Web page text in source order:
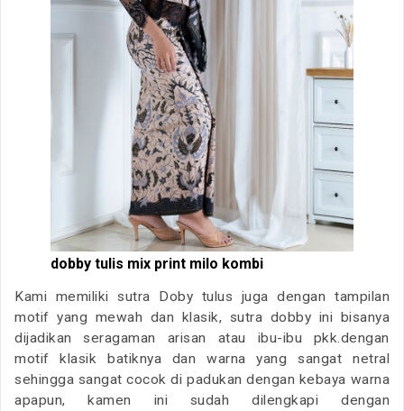
dobby tulis mix print milo kombi
Kami memiliki sutra Doby tulus juga dengan tampilan
motif yang mewah dan klasik, sutra dobby ini bisanya
dijadikan seragaman arisan atau ibu-ibu pkk.dengan
motif klasik batiknya dan warna yang sangat netral
sehingga sangat cocok di padukan dengan kebaya warna
apapun, kamen ini sudah dilengkapi dengan